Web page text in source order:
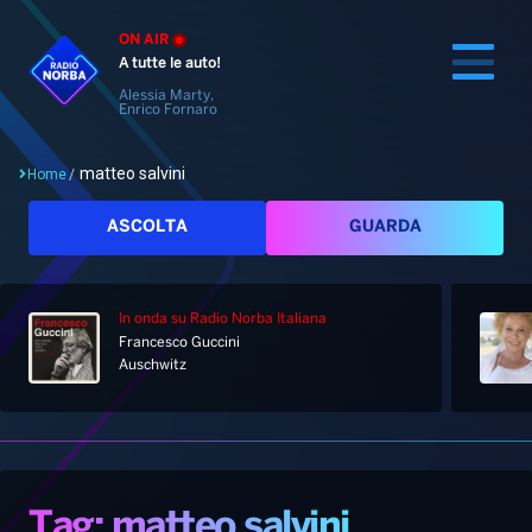
ON AIR
A tutte le auto!
Alessia Marty,
Enrico Fornaro
Home
Palinsesto
Notizie
Home/ matteo salvini
ASCOLTA GUARDA
In onda su Radio Norba Italiana
Francesco Guccini
Auschwitz